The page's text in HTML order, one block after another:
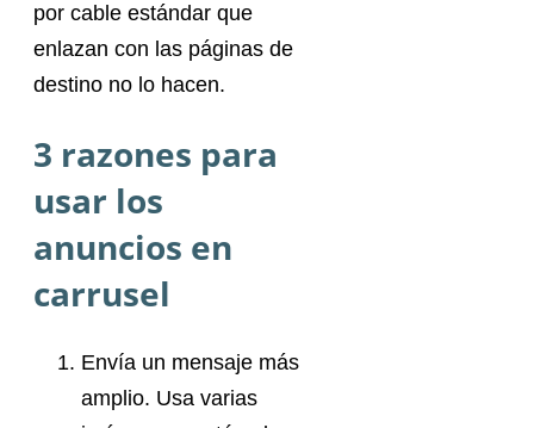
por cable estándar que
enlazan con las páginas de
destino no lo hacen.
3 razones para
usar los
anuncios en
carrusel
Envía un mensaje más
amplio. Usa varias